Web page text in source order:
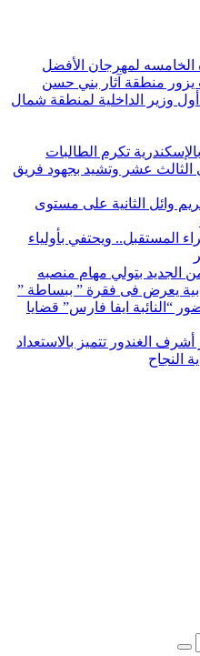
لمهرجان الأفضل
منطقة آثار بني حسن
وزير الداخلية لمنطقة شمال
تكرم الطالبات
الثالث عشر وتشيد بجهود فريق
وائل الثانية على مستوى
المستقبل.. ويحتفي بأولياء
الجديد بتولي مهام منصبه
يعرض فى فقرة ” ببساطة ”
“النائبة ايفا فارس” قضايا
أشرف الغندور تتميز بالاستعداد
النجاح
بحث